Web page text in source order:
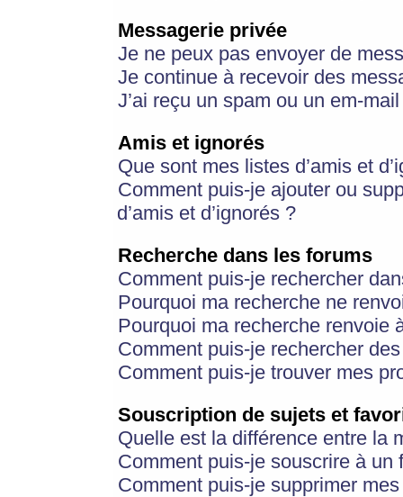
Messagerie privée
Je ne peux pas envoyer de
Je continue à recevoir des
J’ai reçu un spam ou un em-
Amis et ignorés
Que sont mes listes d’amis et
Comment puis-je ajouter ou
d’amis et d’ignorés ?
Recherche dans les forums
Comment puis-je rechercher
Pourquoi ma recherche ne
Pourquoi ma recherche renvoie
Comment puis-je rechercher
Comment puis-je trouver mes
Souscription de sujets et
Quelle est la différence entre la
Comment puis-je souscrire à
Comment puis-je supprimer